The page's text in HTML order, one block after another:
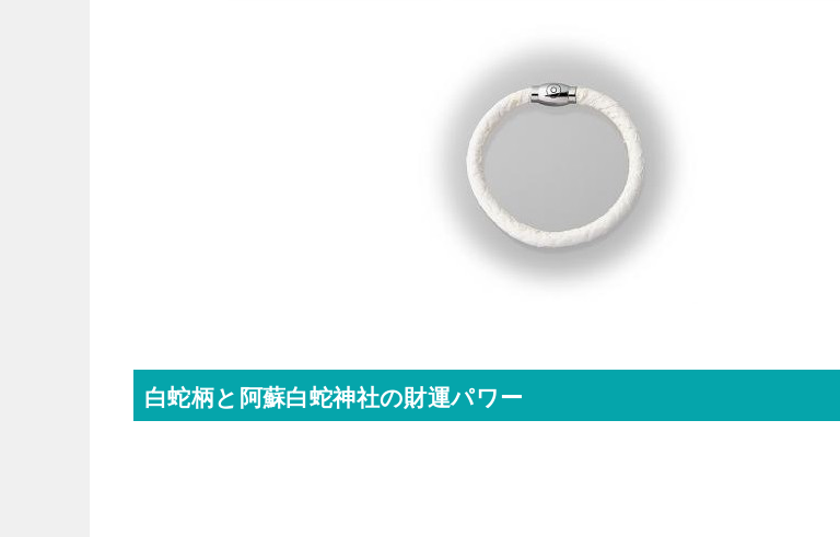
白蛇柄と阿蘇白蛇神社の財運パワー